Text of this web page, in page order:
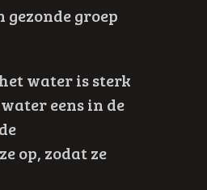
groep
water is sterk
eens in de
op, zodat ze